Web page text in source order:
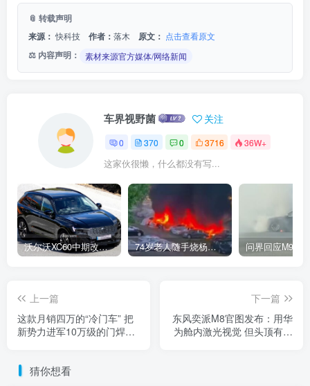
📎 转载声明
来源：快科技 作者： 落木 原文： 点击查看原文
⚖️ 内容声明： 素材来源官方媒体/网络新闻
车界视野菌 关注
0 370 0 3716 36W+
这家伙很懒，什么都没有写...
沃尔沃XC60中期改款曝光：这次真的大变样 74岁老人随手烧杨絮闯大祸！20辆汽车被引燃
上一篇
这款月销四万的“冷门车” 把
新势力进军10万级的门焊死
下一篇
东风奕派M8官图发布：用华
为舱内激光视觉 但头顶有个
猜你想看